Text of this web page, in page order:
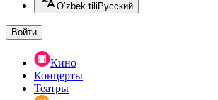
O’zbek tili Русский
Войти
Кино
Концерты
Театры